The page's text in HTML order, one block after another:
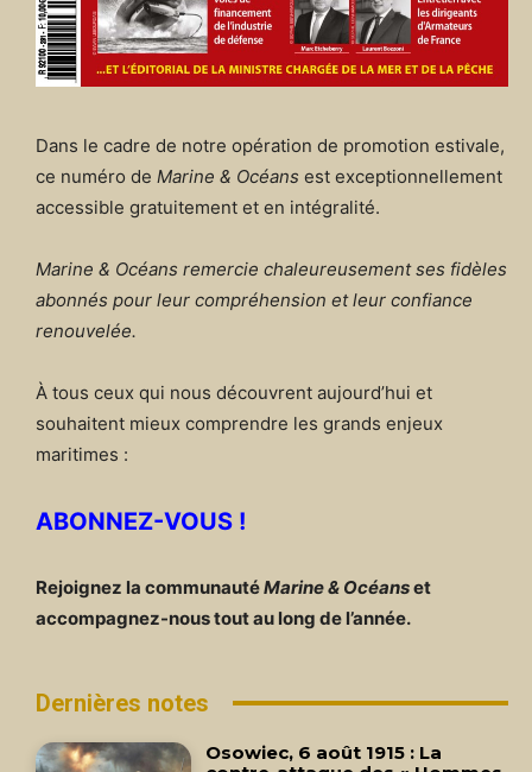
Dans le cadre de notre opération de promotion estivale,
ce numéro de Marine & Océans est exceptionnellement
accessible gratuitement et en intégralité.
Marine & Océans remercie chaleureusement ses fidèles
abonnés pour leur compréhension et leur confiance
renouvelée.
À tous ceux qui nous découvrent aujourd’hui et
souhaitent mieux comprendre les grands enjeux
maritimes :
ABONNEZ-VOUS !
Rejoignez la communautéMarine & Océanset
accompagnez-nous tout au long de l’année.
Dernières notes
Osowiec, 6 août 1915 : La